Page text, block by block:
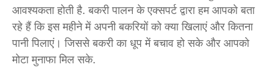
आवश्यकता होती है. बकरी पालन के एक्सपर्ट द्वारा हम आपको बता
रहे हैं कि इस महीने में अपनी बकरियों को क्या खिलाएं और कितना
पानी पिलाएं। जिससे बकरी का धूप में बचाव हो सके और आपको
मोटा मुनाफा मिल सके.